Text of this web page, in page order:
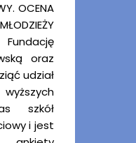
OCENA
oraz
udział
szkół
i jest